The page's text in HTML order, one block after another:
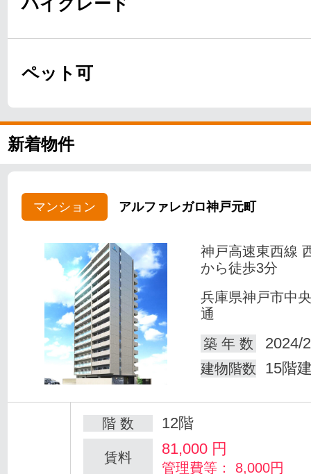
ペット可
新着物件
マンション アルファレガロ神戸元町
神戸高速東西線
から徒歩3分
兵庫県神戸市中
通
築 年 数
2024/
建物階数 15階
階 数 12階
賃料 81,000 円
管理費等： 8,000円